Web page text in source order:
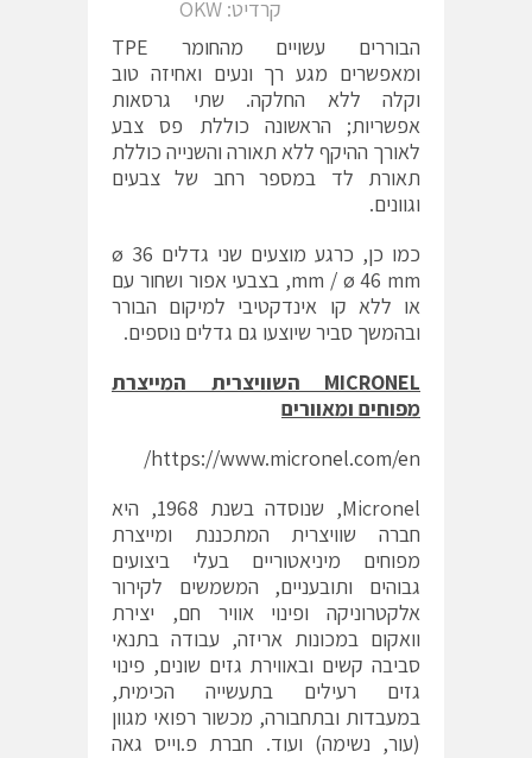
קרדיט: OKW
הבוררים עשויים מהחומר TPE
ומאפשרים מגע רך ונעים ואחיזה טוב
וקלה ללא החלקה. שתי גרסאות
אפשריות; הראשונה כוללת פס צבע
לאורך ההיקף ללא תאורה והשנייה כוללת
תאורת לד במספר רחב של צבעים
וגוונים.
כמו כן, כרגע מוצעים שני גדלים ø 36
mm / ø 46 mm, בצבעי אפור ושחור עם
או ללא קו אינדקטיבי למיקום הבורר
ובהמשך סביר שיוצעו גם גדלים נוספים.
MICRONEL השוויצרית המייצרת
מפוחים ומאוורים
https://www.micronel.com/en/
Micronel, שנוסדה בשנת 1968, היא
חברה שוויצרית המתכננת ומייצרת
מפוחים מיניאטוריים בעלי ביצועים
גבוהים ותובעניים, המשמשים לקירור
אלקטרוניקה ופינוי אוויר חם, יצירת
וואקום במכונות אריזה, עבודה בתנאי
סביבה קשים ובאווירת גזים שונים, פינוי
גזים רעילים בתעשייה הכימית,
במעבדות ובתחבורה, מכשור רפואי מגוון
(עור, נשימה) ועוד. חברת פ.וייס גאה